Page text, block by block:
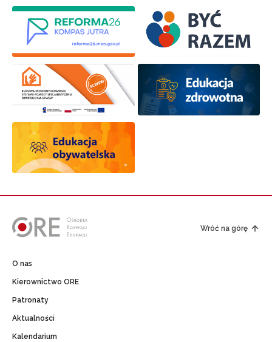
Wróć na górę
O nas
Kierownictwo ORE
Patronaty
Aktualności
Kalendarium